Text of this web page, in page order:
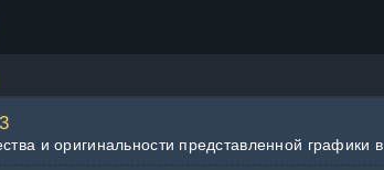
3
и оригинальности представленной графики в